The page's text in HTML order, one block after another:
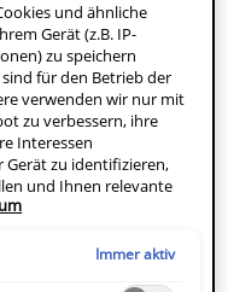
untersuchten
Als Botenstoffe
und Elastin,
und stärken
empfindliche und
es gibt, mit
musst und wie du
integrierst.
und ähnliche
Gerät (z.B. IP-
zu speichern
für den Betrieb der
verwenden wir nur mit
zu verbessern, ihre
Interessen
zu identifizieren,
und Ihnen relevante
zu zeigen. Sie können
oder die
Immer aktiv